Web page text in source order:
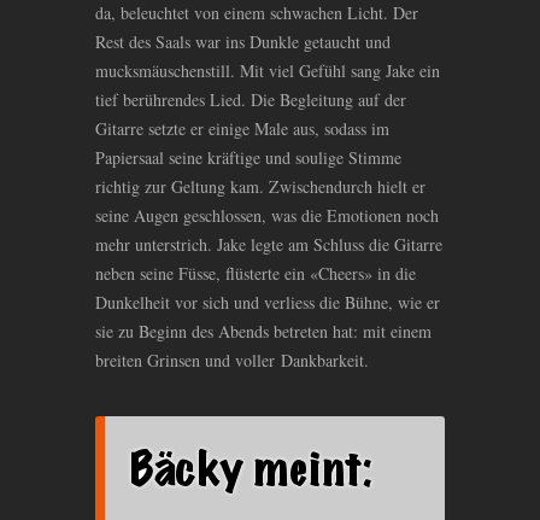
da, beleuchtet von einem schwachen Licht. Der
Rest des Saals war ins Dunkle getaucht und
mucksmäuschenstill. Mit viel Gefühl sang Jake ein
tief berührendes Lied. Die Begleitung auf der
Gitarre setzte er einige Male aus, sodass im
Papiersaal seine kräftige und soulige Stimme
richtig zur Geltung kam. Zwischendurch hielt er
seine Augen geschlossen, was die Emotionen noch
mehr unterstrich. Jake legte am Schluss die Gitarre
neben seine Füsse, flüsterte ein «Cheers» in die
Dunkelheit vor sich und verliess die Bühne, wie er
sie zu Beginn des Abends betreten hat: mit einem
breiten Grinsen und voller Dankbarkeit.